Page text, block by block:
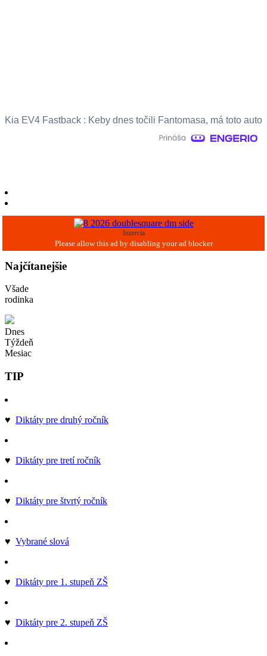
Kia EV4 Fastback : Keby dnes točili Fantomasa, má toto auto
Inzercia
Najčítanejšie
Všade
rodinka
Dnes
Týždeň
Mesiac
TIP
♥ Diktáty pre druhý ročník
♥ Diktáty pre tretí ročník
♥ Diktáty pre štvrtý ročník
♥ Vybrané slová
♥ Diktáty pre 1. stupeň ZŠ
♥ Diktáty pre 2. stupeň ZŠ